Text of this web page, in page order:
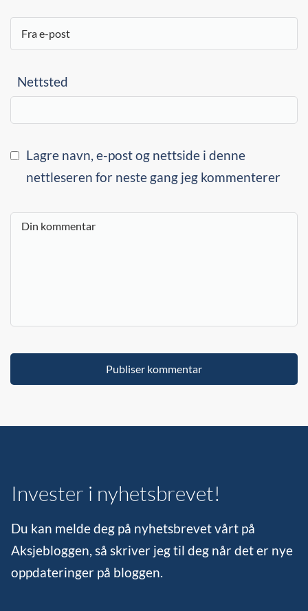
Nettsted
Lagre navn, e-post og nettside i denne
nettleseren for neste gang jeg kommenterer
Invester i nyhetsbrevet!
Du kan melde deg på nyhetsbrevet vårt på
Aksjebloggen, så skriver jeg til deg når det er nye
oppdateringer på bloggen.